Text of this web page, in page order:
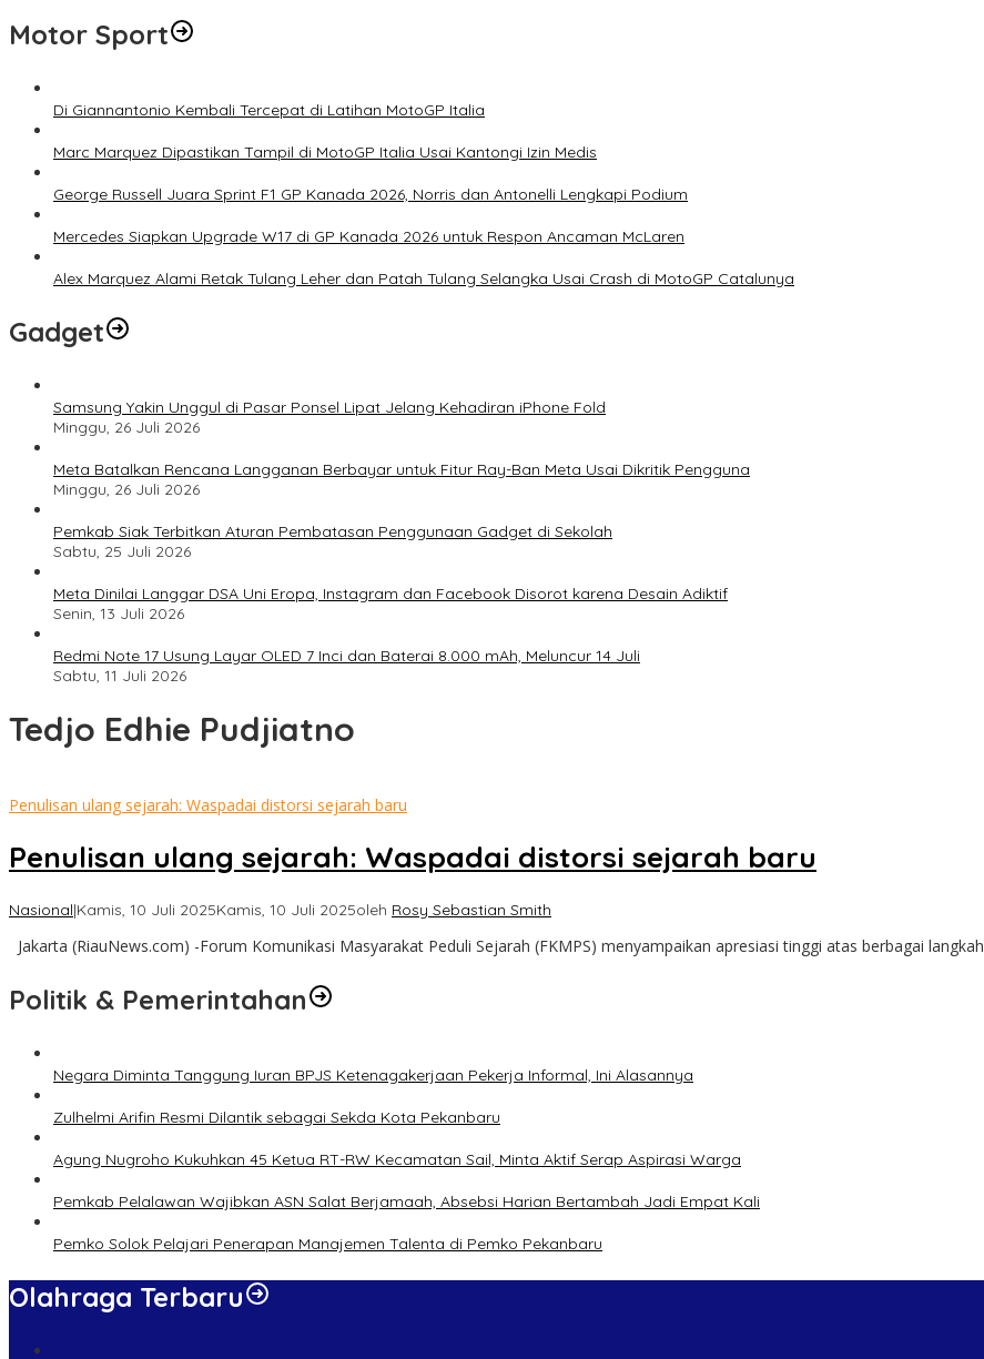
Motor Sport
Di Giannantonio Kembali Tercepat di Latihan MotoGP Italia
Marc Marquez Dipastikan Tampil di MotoGP Italia Usai Kantongi Izin Medis
George Russell Juara Sprint F1 GP Kanada 2026, Norris dan Antonelli Lengkapi Podium
Mercedes Siapkan Upgrade W17 di GP Kanada 2026 untuk Respon Ancaman McLaren
Alex Marquez Alami Retak Tulang Leher dan Patah Tulang Selangka Usai Crash di MotoGP Catalunya
Gadget
Samsung Yakin Unggul di Pasar Ponsel Lipat Jelang Kehadiran iPhone Fold
Minggu, 26 Juli 2026
Meta Batalkan Rencana Langganan Berbayar untuk Fitur Ray-Ban Meta Usai Dikritik Pengguna
Minggu, 26 Juli 2026
Pemkab Siak Terbitkan Aturan Pembatasan Penggunaan Gadget di Sekolah
Sabtu, 25 Juli 2026
Meta Dinilai Langgar DSA Uni Eropa, Instagram dan Facebook Disorot karena Desain Adiktif
Senin, 13 Juli 2026
Redmi Note 17 Usung Layar OLED 7 Inci dan Baterai 8.000 mAh, Meluncur 14 Juli
Sabtu, 11 Juli 2026
Tedjo Edhie Pudjiatno
Penulisan ulang sejarah: Waspadai distorsi sejarah baru
Penulisan ulang sejarah: Waspadai distorsi sejarah baru
Nasional|Kamis, 10 Juli 2025Kamis, 10 Juli 2025oleh Rosy Sebastian Smith
Jakarta (RiauNews.com) -Forum Komunikasi Masyarakat Peduli Sejarah (FKMPS) menyampaikan apresiasi tinggi atas berbagai langkah
Politik & Pemerintahan
Negara Diminta Tanggung Iuran BPJS Ketenagakerjaan Pekerja Informal, Ini Alasannya
Zulhelmi Arifin Resmi Dilantik sebagai Sekda Kota Pekanbaru
Agung Nugroho Kukuhkan 45 Ketua RT-RW Kecamatan Sail, Minta Aktif Serap Aspirasi Warga
Pemkab Pelalawan Wajibkan ASN Salat Berjamaah, Absebsi Harian Bertambah Jadi Empat Kali
Pemko Solok Pelajari Penerapan Manajemen Talenta di Pemko Pekanbaru
Olahraga Terbaru